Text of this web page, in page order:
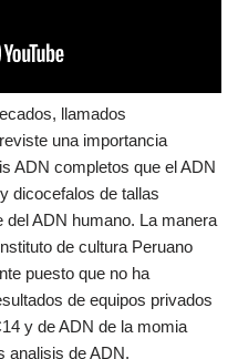
llamados
una importancia
ADN completos que el ADN
dicocefalos de tallas
ADN humano. La manera
de cultura Peruano
puesto que no ha
de equipos privados
y de ADN de la momia
analisis de ADN.